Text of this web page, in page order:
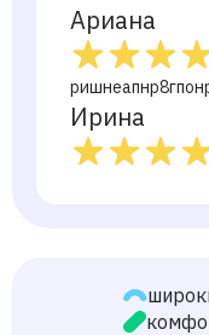
Ариана
Ирина